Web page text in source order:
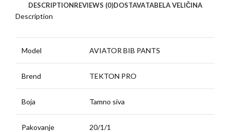
DESCRIPTIONREVIEWS (0)DOSTAVATABELA VELIČINA
Description
Model AVIATOR BIB PANTS
Brend TEKTON PRO
Boja Tamno siva
Pakovanje 20/1/1